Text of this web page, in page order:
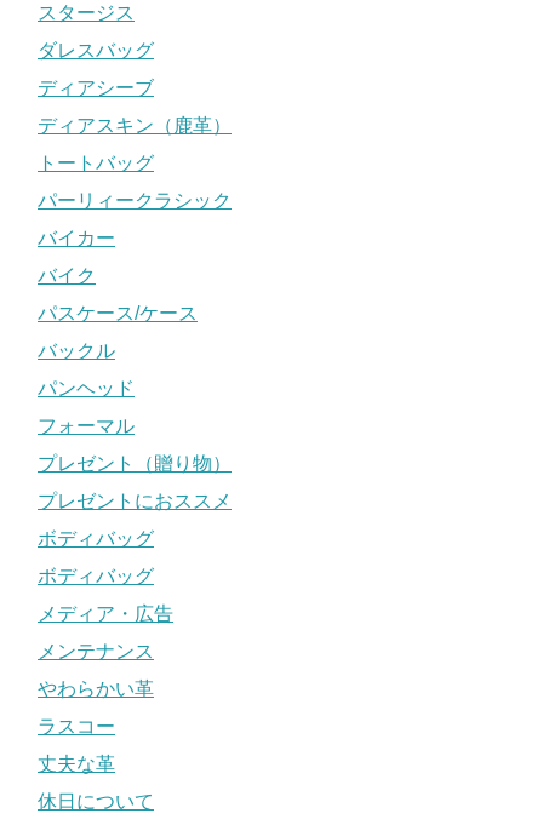
スタージス
ダレスバッグ
ディアシーブ
ディアスキン（鹿革）
トートバッグ
パーリィークラシック
バイカー
バイク
パスケース/ケース
バックル
パンヘッド
フォーマル
プレゼント（贈り物）
プレゼントにおススメ
ボディバッグ
ボディバッグ
メディア・広告
メンテナンス
やわらかい革
ラスコー
丈夫な革
休日について